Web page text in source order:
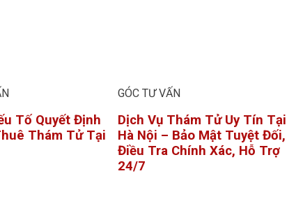
Tố Quyết Định
Thám Tử Tại
GÓC TƯ VẤN
Dịch Vụ Thám Tử Uy Tín Tại
Hà Nội – Bảo Mật Tuyệt Đối,
Điều Tra Chính Xác, Hỗ Trợ
24/7